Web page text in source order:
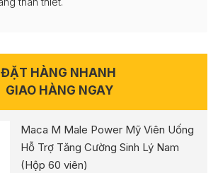
ĐẶT HÀNG NHANH
GIAO HÀNG NGAY
Maca M Male Power Mỹ Viên Uống
Hỗ Trợ Tăng Cường Sinh Lý Nam
(Hộp 60 viên)